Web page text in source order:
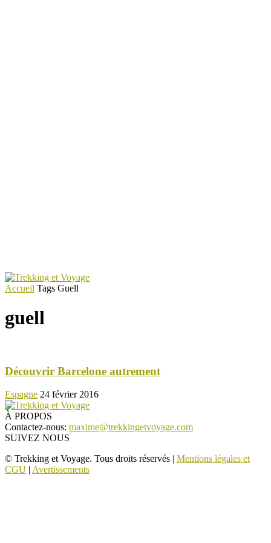
Accueil Tags Guell
guell
Découvrir Barcelone autrement
Espagne 24 février 2016
À PROPOS
Contactez-nous: maxime@trekkingetvoyage.com
SUIVEZ NOUS
© Trekking et Voyage. Tous droits réservés | Mentions légales et
CGU | Avertissements